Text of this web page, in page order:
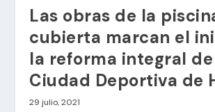
Las obras de la
cubierta marcan el
la reforma integral
Ciudad Deportiva de
29 julio, 2021